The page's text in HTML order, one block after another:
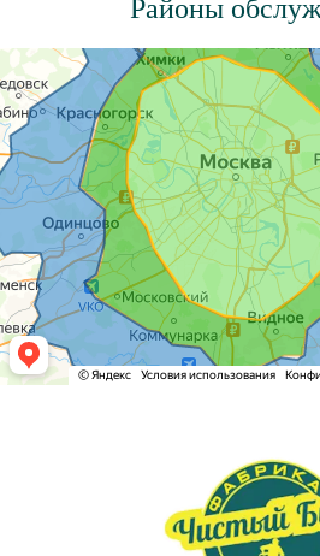
Районы